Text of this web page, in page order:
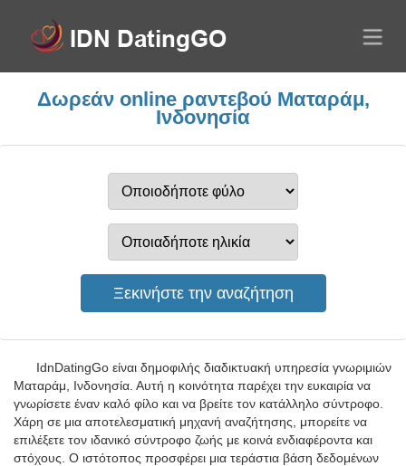
Δωρεάν online ραντεβού Ματαράμ,
Ινδονησία
IdnDatingGo είναι δημοφιλής διαδικτυακή υπηρεσία γνωριμιών
Ματαράμ, Ινδονησία. Αυτή η κοινότητα παρέχει την ευκαιρία να
γνωρίσετε έναν καλό φίλο και να βρείτε τον κατάλληλο σύντροφο.
Χάρη σε μια αποτελεσματική μηχανή αναζήτησης, μπορείτε να
επιλέξετε τον ιδανικό σύντροφο ζωής με κοινά ενδιαφέροντα και
στόχους. Ο ιστότοπος προσφέρει μια τεράστια βάση δεδομένων